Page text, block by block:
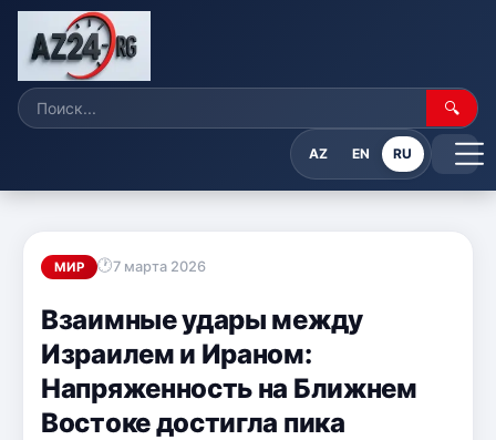
🔍
AZ EN RU
МИР 7 марта 2026
Взаимные удары между
Израилем и Ираном:
Напряженность на Ближнем
Востоке достигла пика